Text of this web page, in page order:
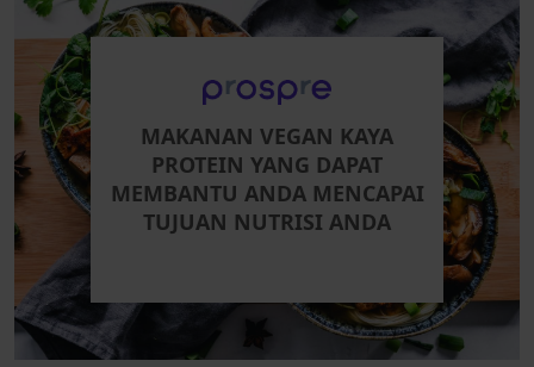
MAKANAN VEGAN KAYA
PROTEIN YANG DAPAT
MEMBANTU ANDA MENCAPAI
TUJUAN NUTRISI ANDA